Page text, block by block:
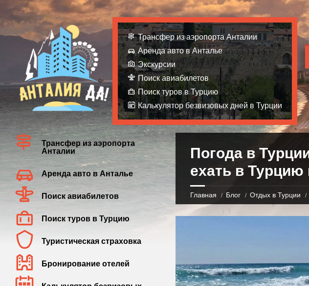
Трансфер из аэропорта Анталии
Аренда авто в Анталье
Экскурсии
Поиск авиабилетов
Поиск туров в Турцию
Калькулятор безвизовых дней в Турции
Погода в
ехать в Турцию
Главная Блог Отдых в Турции
Трансфер из аэропорта
Анталии
Аренда авто в Анталье
Поиск авиабилетов
Поиск туров в Турцию
Туристическая страховка
Бронирование отелей